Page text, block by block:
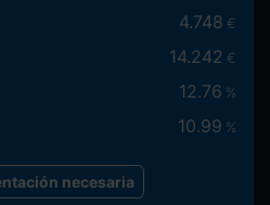
4.748 €
14.242 €
12.76 %
10.99 %
necesaria